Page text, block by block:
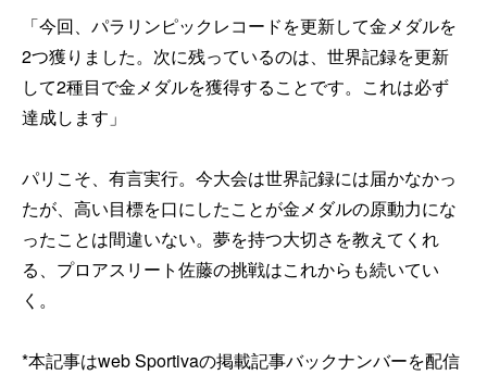
「今回、パラリンピックレコードを更新して金メダルを
2つ獲りました。次に残っているのは、世界記録を更新
して2種目で金メダルを獲得することです。これは必ず
達成します」
パリこそ、有言実行。今大会は世界記録には届かなかっ
たが、高い目標を口にしたことが金メダルの原動力にな
ったことは間違いない。夢を持つ大切さを教えてくれ
る、プロアスリート佐藤の挑戦はこれからも続いてい
く。
*本記事はweb Sportivaの掲載記事バックナンバーを配信